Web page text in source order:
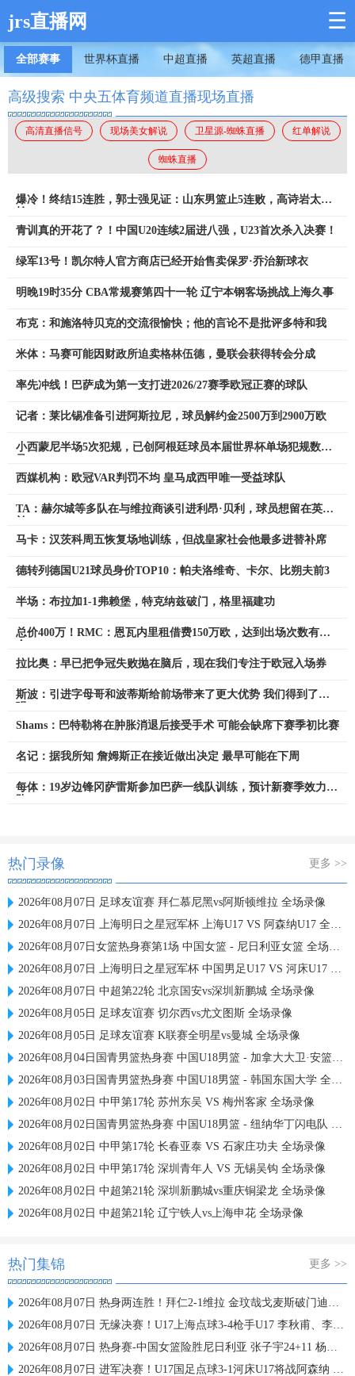
jrs直播网 ☰
全部赛事 世界杯直播 中超直播 英超直播 德甲直播
高级搜索 中央五体育频道直播现场直播
高清直播信号 现场美女解说 卫星源-蜘蛛直播 红单解说
蜘蛛直播
爆冷！终结15连胜，郭士强见证：山东男篮止5连败，高诗岩太尴
青训真的开花了？！中国U20连续2届进八强，U23首次杀入决赛！
绿军13号！凯尔特人官方商店已经开始售卖保罗·乔治新球衣
明晚19时35分 CBA常规赛第四十一轮 辽宁本钢客场挑战上海久事
布克：和施洛特贝克的交流很愉快；他的言论不是批评多特和我
米体：马赛可能因财政所迫卖格林伍德，曼联会获得转会分成
率先冲线！巴萨成为第一支打进2026/27赛季欧冠正赛的球队
记者：莱比锡准备引进阿斯拉尼，球员解约金2500万到2900万欧
小西蒙尼半场5次犯规，已创阿根廷球员本届世界杯单场犯规数纪
西媒机构：欧冠VAR判罚不均 皇马成西甲唯一受益球队
TA：赫尔城等多队在与维拉商谈引进利昂·贝利，球员想留在英格
马卡：汉茨科周五恢复场地训练，但战皇家社会他最多进替补席
德转列德国U21球员身价TOP10：帕夫洛维奇、卡尔、比朔夫前3
半场：布拉加1-1弗赖堡，特克纳兹破门，格里福建功
总价400万！RMC：恩瓦内里租借费150万欧，达到出场次数有奖
拉比奥：早已把争冠失败抛在脑后，现在我们专注于欧冠入场券
斯波：引进字母哥和波蒂斯给前场带来了更大优势 我们得到了补
Shams：巴特勒将在肿胀消退后接受手术 可能会缺席下赛季初比赛
名记：据我所知 詹姆斯正在接近做出决定 最早可能在下周
每体：19岁边锋冈萨雷斯参加巴萨一线队训练，预计新赛季效力B
热门录像 更多 >>
2026年08月07日 足球友谊赛 拜仁慕尼黑vs阿斯顿维拉 全场录像
2026年08月07日 上海明日之星冠军杯 上海U17 VS 阿森纳U17 全场录像
2026年08月07日女篮热身赛第1场 中国女篮 - 尼日利亚女篮 全场录像
2026年08月07日 上海明日之星冠军杯 中国男足U17 VS 河床U17 全场录像
2026年08月07日 中超第22轮 北京国安vs深圳新鹏城 全场录像
2026年08月05日 足球友谊赛 切尔西vs尤文图斯 全场录像
2026年08月05日 足球友谊赛 K联赛全明星vs曼城 全场录像
2026年08月04日国青男篮热身赛 中国U18男篮 - 加拿大大卫·安篮球学院 全场录像
2026年08月03日国青男篮热身赛 中国U18男篮 - 韩国东国大学 全场录像
2026年08月02日 中甲第17轮 苏州东吴 VS 梅州客家 全场录像
2026年08月02日国青男篮热身赛 中国U18男篮 - 纽纳华丁闪电队 全场录像
2026年08月02日 中甲第17轮 长春亚泰 VS 石家庄功夫 全场录像
2026年08月02日 中甲第17轮 深圳青年人 VS 无锡吴钩 全场录像
2026年08月02日 中超第21轮 深圳新鹏城vs重庆铜梁龙 全场录像
2026年08月02日 中超第21轮 辽宁铁人vs上海申花 全场录像
热门集锦 更多 >>
2026年08月07日 热身两连胜！拜仁2-1维拉 金玟哉戈麦斯破门迪亚斯替补建功
2026年08月07日 无缘决赛！U17上海点球3-4枪手U17 李秋甫、李文博失点王启戎扑点
2026年08月07日 热身赛-中国女篮险胜尼日利亚 张子宇24+11 杨舒予12+6
2026年08月07日 进军决赛！U17国足点球3-1河床U17将战阿森纳 江宇涵替补两扑点